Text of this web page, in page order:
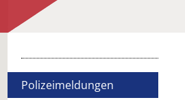
Polizeimeldungen